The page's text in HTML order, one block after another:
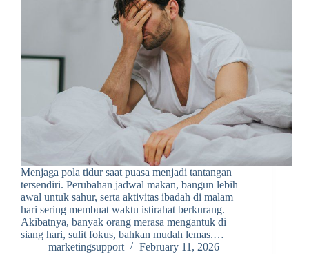
Menjaga pola tidur saat puasa menjadi tantangan
tersendiri. Perubahan jadwal makan, bangun lebih
awal untuk sahur, serta aktivitas ibadah di malam
hari sering membuat waktu istirahat berkurang.
Akibatnya, banyak orang merasa mengantuk di
siang hari, sulit fokus, bahkan mudah lemas.…
marketingsupport
February 11, 2026